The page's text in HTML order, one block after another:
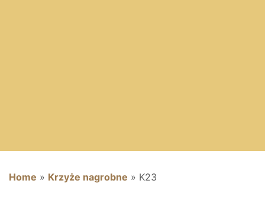
Home » Krzyże nagrobne » K23